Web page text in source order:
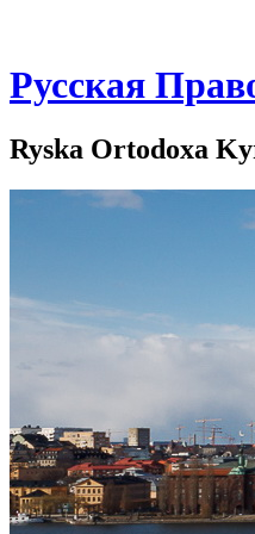
Русская
Ryska Ortodoxa